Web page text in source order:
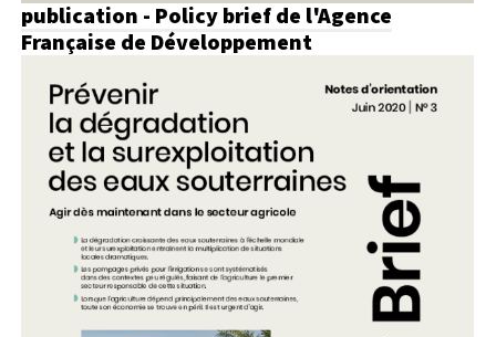
publication - Policy brief de l'Agence
Française de Développement